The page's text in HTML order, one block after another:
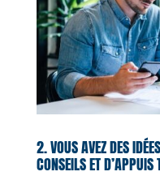
2. VOUS AVEZ DES
CONSEILS ET D’APPUIS